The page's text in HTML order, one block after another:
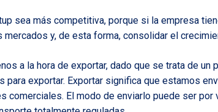
sea más competitiva, porque si la empresa
y, de esta forma, consolidar el
a la hora de exportar, dado que se trata de un
exportar. Exportar significa que estamos
comerciales. El modo de enviarlo puede ser por